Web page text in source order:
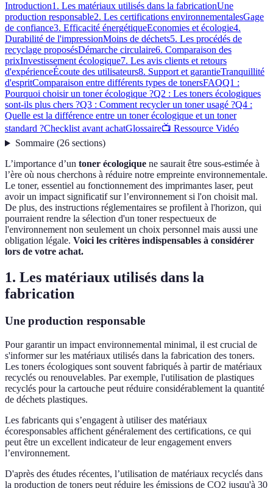
Introduction1. Les matériaux utilisés dans la fabricationUne
production responsable2. Les certifications environnementalesGage
de confiance3. Efficacité énergétiqueEconomies et écologie4.
Durabilité de l'impressionMoins de déchets5. Les procédés de
recyclage proposésDémarche circulaire6. Comparaison des
prixInvestissement écologique7. Les avis clients et retours
d'expérienceÉcoute des utilisateurs8. Support et garantieTranquillité
d'espritComparaison entre différents types de tonersFAQQ1 :
Pourquoi choisir un toner écologique ?Q2 : Les toners écologiques
sont-ils plus chers ?Q3 : Comment recycler un toner usagé ?Q4 :
Quelle est la différence entre un toner écologique et un toner
standard ?Checklist avant achatGlossaire📺 Ressource Vidéo
Sommaire(26 sections)
L’importance d’un toner écologique ne saurait être sous-estimée à
l’ère où nous cherchons à réduire notre empreinte environnementale.
Le toner, essentiel au fonctionnement des imprimantes laser, peut
avoir un impact significatif sur l’environnement si l'on choisit mal.
De plus, des instructions réglementaires se profilent à l'horizon, qui
pourraient rendre la sélection d'un toner respectueux de
l'environnement non seulement un choix personnel mais aussi une
obligation légale. Voici les critères indispensables à considérer
lors de votre achat.
1. Les matériaux utilisés dans la
fabrication
Une production responsable
Pour garantir un impact environnemental minimal, il est crucial de
s'informer sur les matériaux utilisés dans la fabrication des toners.
Les toners écologiques sont souvent fabriqués à partir de matériaux
recyclés ou renouvelables. Par exemple, l'utilisation de plastiques
recyclés pour la cartouche peut réduire considérablement la quantité
de déchets plastiques.
Les fabricants qui s’engagent à utiliser des matériaux
écoresponsables affichent généralement des certifications, ce qui
peut être un excellent indicateur de leur engagement envers
l’environnement.
D'après des études récentes, l’utilisation de matériaux recyclés dans
la production de toners peut réduire les émissions de CO2 jusqu'à 30